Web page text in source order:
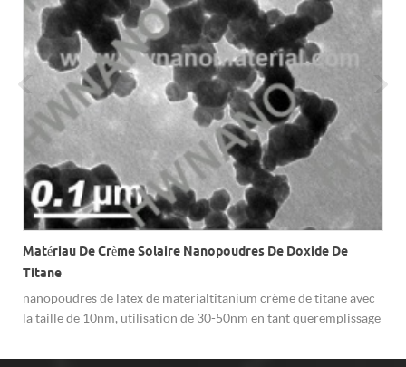
Matériau De Crème Solaire Nanopoudres De Doxide De
Titane
nanopoudres de latex de materialtitanium crème de titane avec
la taille de 10nm, utilisation de 30-50nm en tant queremplissage